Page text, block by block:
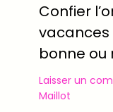
Confier
vacances
bonne ou
Laisser un
Maillot